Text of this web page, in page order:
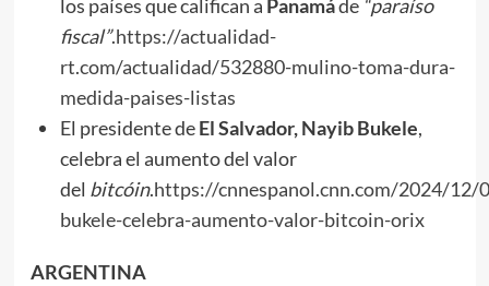
los países que califican a Panamáde “paraíso
fiscal”.https://actualidad-
rt.com/actualidad/532880-mulino-toma-dura-
medida-paises-listas
El presidente deEl Salvador, Nayib Bukele,
celebra el aumento del valor
del bitcóin.https://cnnespanol.cnn.com/2024/
bukele-celebra-aumento-valor-bitcoin-orix
ARGENTINA